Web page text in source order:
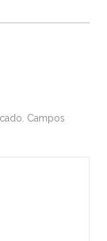
Campos